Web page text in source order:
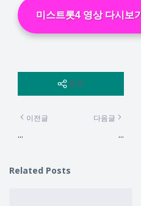
미스트롯4 영상 다시보기
공유
이전글
...
다음글
...
Related Posts